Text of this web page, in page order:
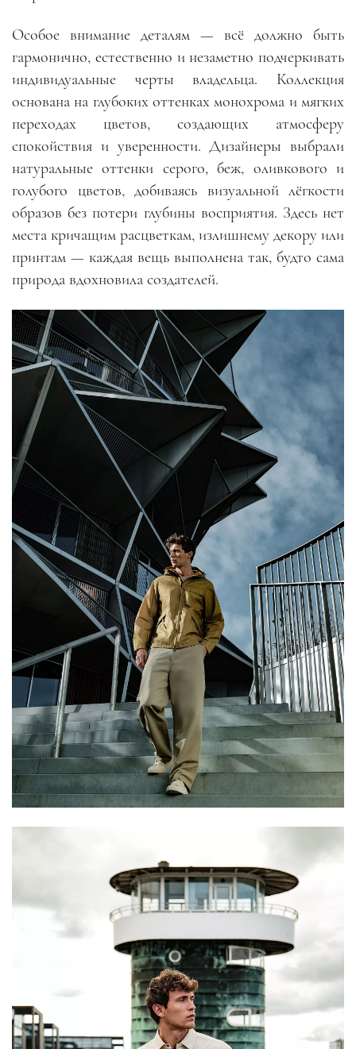
Особое внимание деталям — всё должно быть
гармонично, естественно и незаметно подчеркивать
индивидуальные черты владельца. Коллекция
основана на глубоких оттенках монохрома и мягких
переходах цветов, создающих атмосферу
спокойствия и уверенности. Дизайнеры выбрали
натуральные оттенки серого, беж, оливкового и
голубого цветов, добиваясь визуальной лёгкости
образов без потери глубины восприятия. Здесь нет
места кричащим расцветкам, излишнему декору или
принтам — каждая вещь выполнена так, будто сама
природа вдохновила создателей.